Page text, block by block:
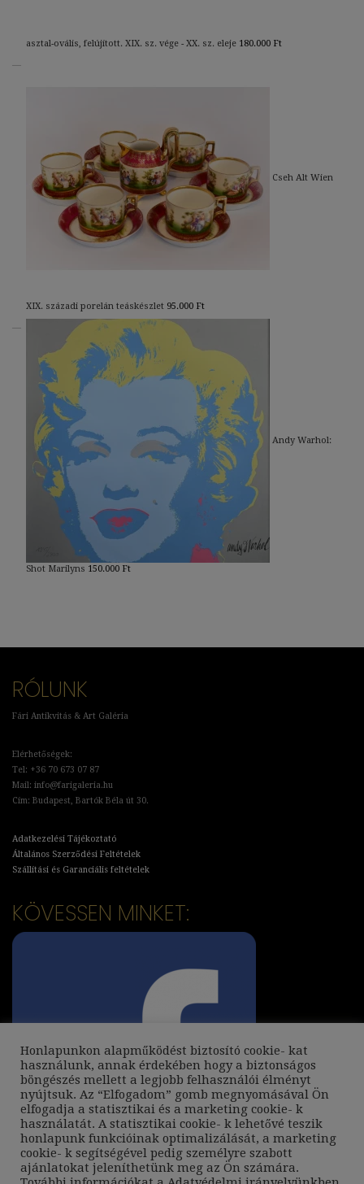
asztal-ovális, felújított. XIX. sz. vége - XX. sz. eleje 180.000 Ft
Cseh Alt Wien
XIX. századi porelán teáskészlet 95.000 Ft
Andy Warhol:
Shot Marilyns 150.000 Ft
RÓLUNK
Fári Antikvitás & Art Galéria
Elérhetőségek:
Tel: +36 70 673 07 87
Mail: info@farigaleria.hu
Cím: Budapest, Bartók Béla út 30.
Adatkezelési Tájékoztató
Általános Szerződési Feltételek
Szállítási és Garanciális feltételek
KÖVESSEN MINKET:
Honlapunkon alapműködést biztosító cookie- kat
használunk, annak érdekében hogy a biztonságos
böngészés mellett a legjobb felhasználói élményt
nyújtsuk. Az “Elfogadom” gomb megnyomásával Ön
elfogadja a statisztikai és a marketing cookie- k
használatát. A statisztikai cookie- k lehetővé teszik
honlapunk funkcióinak optimalizálását, a marketing
cookie- k segítségével pedig személyre szabott
ajánlatokat jeleníthetünk meg az Ön számára.